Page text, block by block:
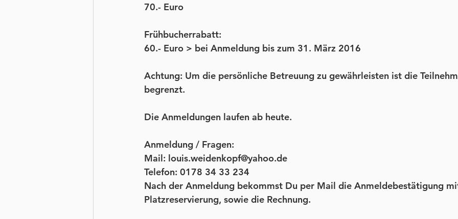
70.- Euro
Frühbucherrabatt:
60.- Euro > bei Anmeldung bis zum 31. März 2016
Achtung: Um die persönliche Betreuung zu gewährleisten ist die
begrenzt.
Die Anmeldungen laufen ab heute.
Anmeldung / Fragen:
Mail: louis.weidenkopf@yahoo.de
Telefon: 0178 34 33 234
Nach der Anmeldung bekommst Du per Mail die Anmeldebestätigung
Platzreservierung, sowie die Rechnung.